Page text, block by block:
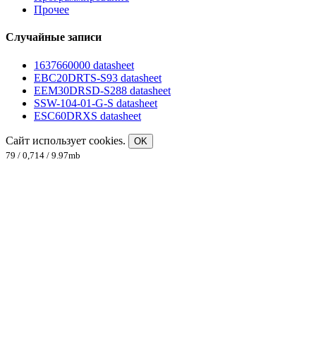
Прочее
Случайные записи
1637660000 datasheet
EBC20DRTS-S93 datasheet
EEM30DRSD-S288 datasheet
SSW-104-01-G-S datasheet
ESC60DRXS datasheet
Сайт использует cookies.
OK
79 / 0,714 / 9.97mb